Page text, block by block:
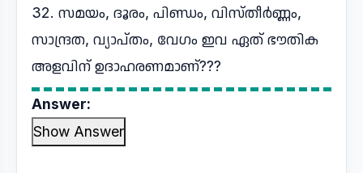
32. സമയം, ദൂരം, പിണ്ഡം, വിസ്തീർണ്ണം,
സാന്ദ്രത, വ്യാപ്തം, വേഗം ഇവ ഏത് ഭൗതിക
അളവിന് ഉദാഹരണമാണ്???
Answer:
Show Answer